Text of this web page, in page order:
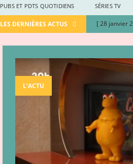
PUBS ET PDTS QUOTIDIENS SÉRIES TV
LES DERNIÈRES ACTUS [ 28 janvier
[ 2 janvier
[ 15
[ 23 avril
[ 31 juillet
ACTUALITÉ
L’ACTU